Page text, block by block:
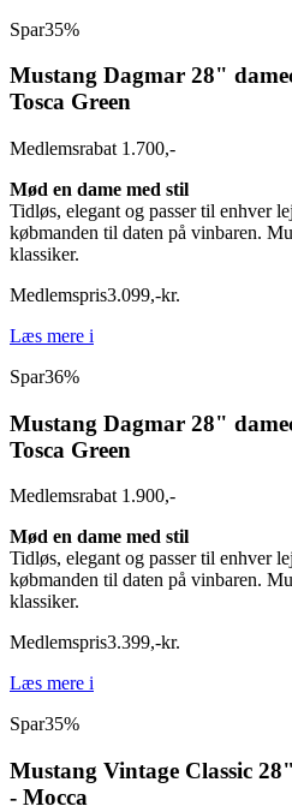
Spar35%
Mustang Dagmar 28"
Tosca Green
Medlemsrabat 1.700,-
Mød en dame med stil
Tidløs, elegant og passer til enhver
købmanden til daten på vinbaren.
klassiker.
Medlemspris3.099,-kr.
Læs mere i
Spar36%
Mustang Dagmar 28"
Tosca Green
Medlemsrabat 1.900,-
Mød en dame med stil
Tidløs, elegant og passer til enhver
købmanden til daten på vinbaren.
klassiker.
Medlemspris3.399,-kr.
Læs mere i
Spar35%
Mustang Vintage Classic
- Mocca